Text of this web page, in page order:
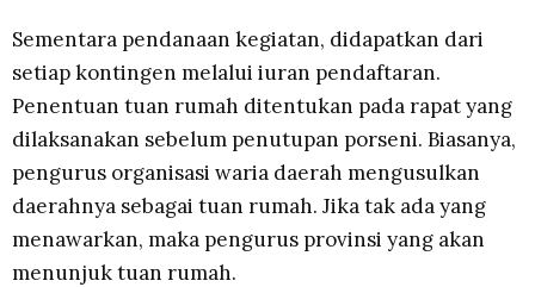
Sementara pendanaan kegiatan, didapatkan dari
setiap kontingen melalui iuran pendaftaran.
Penentuan tuan rumah ditentukan pada rapat yang
dilaksanakan sebelum penutupan porseni. Biasanya,
pengurus organisasi waria daerah mengusulkan
daerahnya sebagai tuan rumah. Jika tak ada yang
menawarkan, maka pengurus provinsi yang akan
menunjuk tuan rumah.